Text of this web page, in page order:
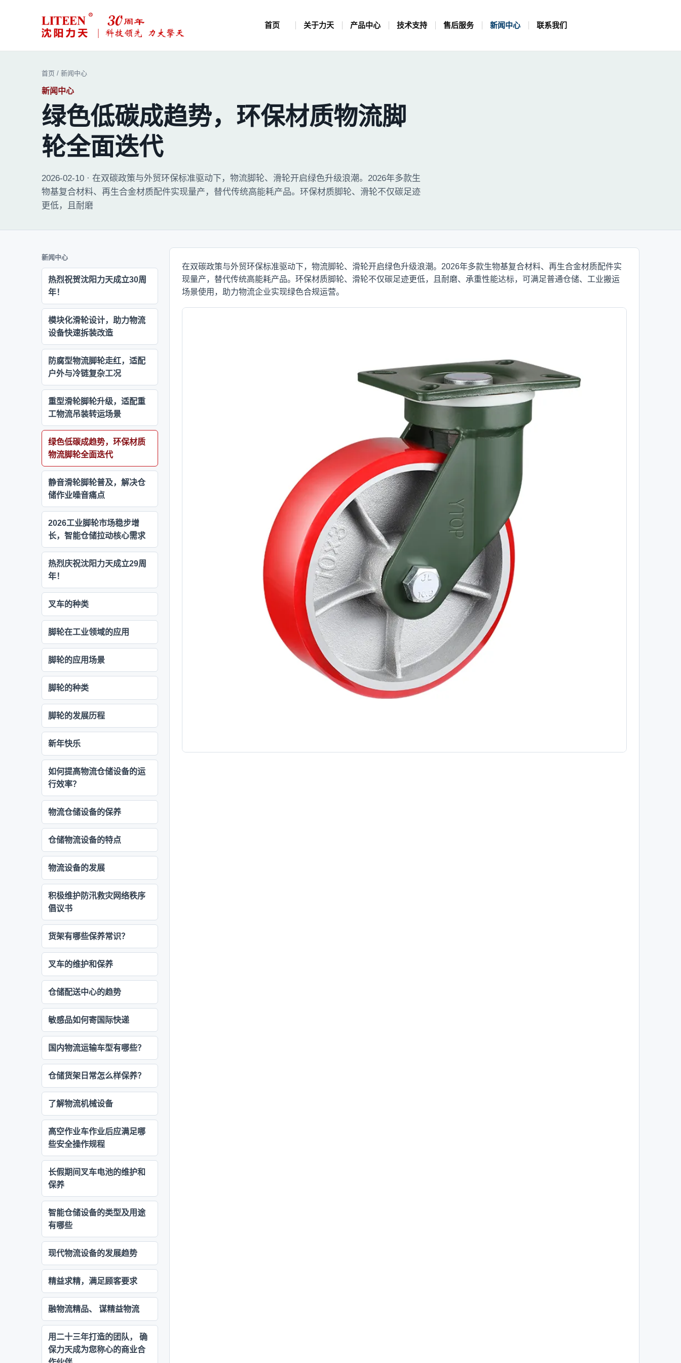
脚轮、平板车及物流搬运设备
首页 关于力天 产品中心 技术支持 售后服务 新闻中心 联系我们
首页 / 新闻中心
新闻中心
绿色低碳成趋势，环保材质物流脚
轮全面迭代
2026-02-10 · 在双碳政策与外贸环保标准驱动下，物流脚轮、滑轮开启绿色升级浪潮。2026年多款生
物基复合材料、再生合金材质配件实现量产，替代传统高能耗产品。环保材质脚轮、滑轮不仅碳足迹
更低，且耐磨
新闻中心
热烈祝贺沈阳力天成立30周
年！
模块化滑轮设计，助力物流
设备快速拆装改造
防腐型物流脚轮走红，适配
户外与冷链复杂工况
重型滑轮脚轮升级，适配重
工物流吊装转运场景
绿色低碳成趋势，环保材质
物流脚轮全面迭代
静音滑轮脚轮普及，解决仓
储作业噪音痛点
2026工业脚轮市场稳步增
长，智能仓储拉动核心需求
热烈庆祝沈阳力天成立29周
年！
叉车的种类
脚轮在工业领域的应用
脚轮的应用场景
脚轮的种类
脚轮的发展历程
新年快乐
如何提高物流仓储设备的运
行效率？
物流仓储设备的保养
仓储物流设备的特点
物流设备的发展
积极维护防汛救灾网络秩序
倡议书
货架有哪些保养常识？
叉车的维护和保养
仓储配送中心的趋势
敏感品如何寄国际快递
国内物流运输车型有哪些？
仓储货架日常怎么样保养？
了解物流机械设备
高空作业车作业后应满足哪
些安全操作规程
长假期间叉车电池的维护和
保养
智能仓储设备的类型及用途
有哪些
现代物流设备的发展趋势
精益求精，满足顾客要求
融物流精品、 谋精益物流
用二十三年打造的团队， 确
保力天成为您称心的商业合
在双碳政策与外贸环保标准驱动下，物流脚轮、滑轮开启绿色升级浪潮。2026年多款生物基复合材料、再生合金材质配件实
现量产，替代传统高能耗产品。环保材质脚轮、滑轮不仅碳足迹更低，且耐磨、承重性能达标，可满足普通仓储、工业搬运
场景使用，助力物流企业实现绿色合规运营。